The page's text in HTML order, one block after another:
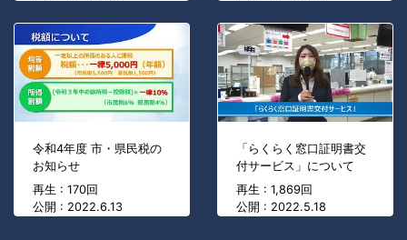
令和4年度 市・県民税の
お知らせ
再生 : 170回
公開 : 2022.6.13
「らくらく窓口証明書交
付サービス」について
再生 : 1,869回
公開 : 2022.5.18